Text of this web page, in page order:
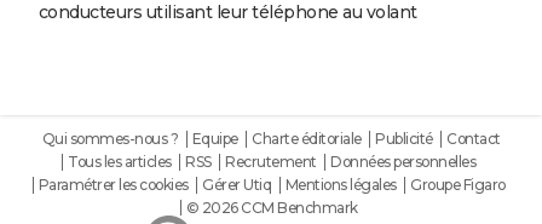
conducteurs utilisant leur téléphone au volant
Qui sommes-nous ? Equipe Charte éditoriale Publicité
Contact
Tous les articles
RSS Recrutement
Données personnelles
Paramétrer les cookies
Gérer Utiq Mentions légales
Groupe Figaro
© 2026 CCM Benchmark